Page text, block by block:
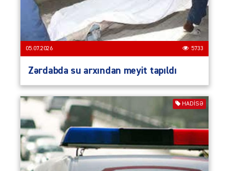
05.07.2026 5733
Zərdabda su arxından meyit tapıldı
HADISƏ